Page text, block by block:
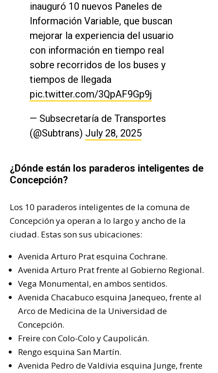
inauguró 10 nuevos Paneles de
Información Variable, que buscan
mejorar la experiencia del usuario
con información en tiempo real
sobre recorridos de los buses y
tiempos de llegada
pic.twitter.com/3QpAF9Gp9j
— Subsecretaría de Transportes
(@Subtrans) July 28, 2025
¿Dónde están los paraderos inteligentes de
Concepción?
Los 10 paraderos inteligentes de la comuna de
Concepción ya operan a lo largo y ancho de la
ciudad. Estas son sus ubicaciones:
Avenida Arturo Prat esquina Cochrane.
Avenida Arturo Prat frente al Gobierno Regional.
Vega Monumental, en ambos sentidos.
Avenida Chacabuco esquina Janequeo, frente al
Arco de Medicina de la Universidad de
Concepción.
Freire con Colo-Colo y Caupolicán.
Rengo esquina San Martín.
Avenida Pedro de Valdivia esquina Junge, frente